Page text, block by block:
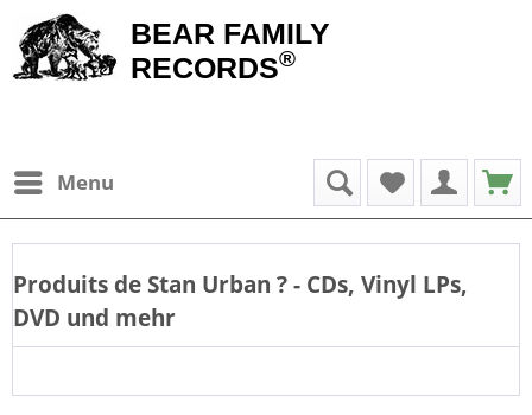
BEAR FAMILY
RECORDS®
Menu
Produits de Stan Urban ? - CDs, Vinyl LPs,
DVD und mehr